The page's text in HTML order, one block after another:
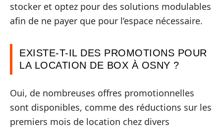
stocker et optez pour des solutions modulables
afin de ne payer que pour l’espace nécessaire.
EXISTE-T-IL DES PROMOTIONS POUR
LA LOCATION DE BOX À OSNY ?
Oui, de nombreuses offres promotionnelles
sont disponibles, comme des réductions sur les
premiers mois de location chez divers